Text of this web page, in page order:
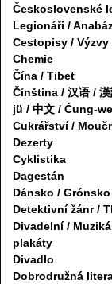
Československé
Legionáři /
Cestopisy / Výzvy
Chemie
Čína / Tibet
Čínština / 汉语 /
jü / 中文 / Čung-
Cukrářství /
Dezerty
Cyklistika
Dagestán
Dánsko / Grónsko
Detektivní žánr /
Divadelní /
plakáty
Divadlo
Dobrodružná